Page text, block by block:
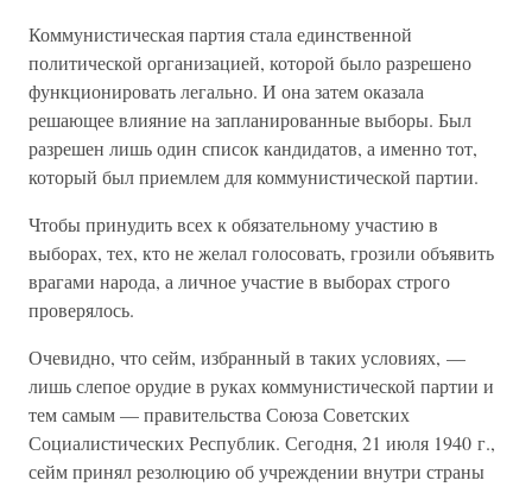
Коммунистическая партия стала единственной
политической организацией, которой было разрешено
функционировать легально. И она затем оказала
решающее влияние на запланированные выборы. Был
разрешен лишь один список кандидатов, а именно тот,
который был приемлем для коммунистической партии.
Чтобы принудить всех к обязательному участию в
выборах, тех, кто не желал голосовать, грозили объявить
врагами народа, а личное участие в выборах строго
проверялось.
Очевидно, что сейм, избранный в таких условиях, —
лишь слепое орудие в руках коммунистической партии и
тем самым — правительства Союза Советских
Социалистических Республик. Сегодня, 21 июля 1940 г.,
сейм принял резолюцию об учреждении внутри страны